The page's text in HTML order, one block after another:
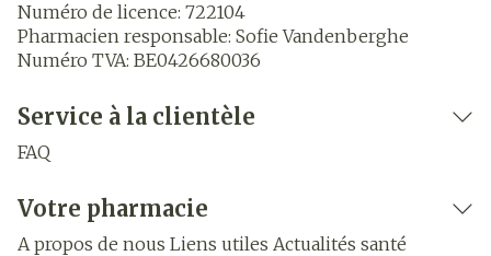
Numéro de licence: 722104
Pharmacien responsable: Sofie Vandenberghe
Numéro TVA: BE0426680036
Service à la clientèle
FAQ
Votre pharmacie
A propos de nous Liens utiles Actualités santé